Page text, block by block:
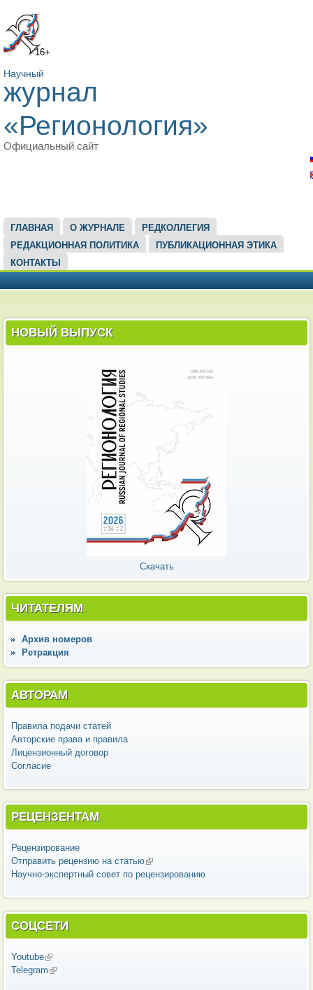
16+
Научный
журнал
«Регионология»
Официальный сайт
ГЛАВНОЕ МЕНЮ
ГЛАВНАЯ О ЖУРНАЛЕ
РЕДКОЛЛЕГИЯ
РЕДАКЦИОННАЯ ПОЛИТИКА
ПУБЛИКАЦИОННАЯ ЭТИКА
КОНТАКТЫ
НОВЫЙ ВЫПУСК
Скачать
ЧИТАТЕЛЯМ
Архив номеров
Ретракция
АВТОРАМ
Правила подачи статей
Авторские права и правила
Лицензионный договор
Согласие
РЕЦЕНЗЕНТАМ
Рецензирование
Отправить рецензию на статью(внешняя ссылка)
Научно-экспертный совет по рецензированию
СОЦСЕТИ
Youtube(внешняя ссылка)
Telegram (внешняя ссылка)